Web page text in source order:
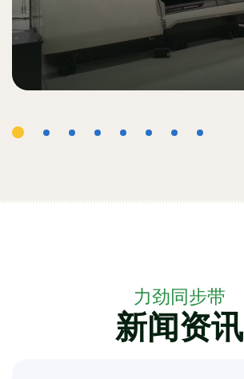
力劲同步带
新闻资讯